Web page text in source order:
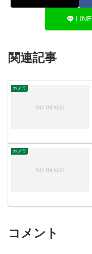
LINE
関連記事
カメラ
カメラ
コメント